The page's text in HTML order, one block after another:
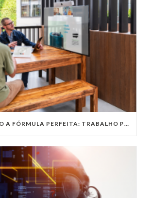
ENCONTRANDO A FÓRMULA PERFEITA: TRABALHO PRESENCIAL, HOME OFFICE OU TRABALHO HÍBRIDO?